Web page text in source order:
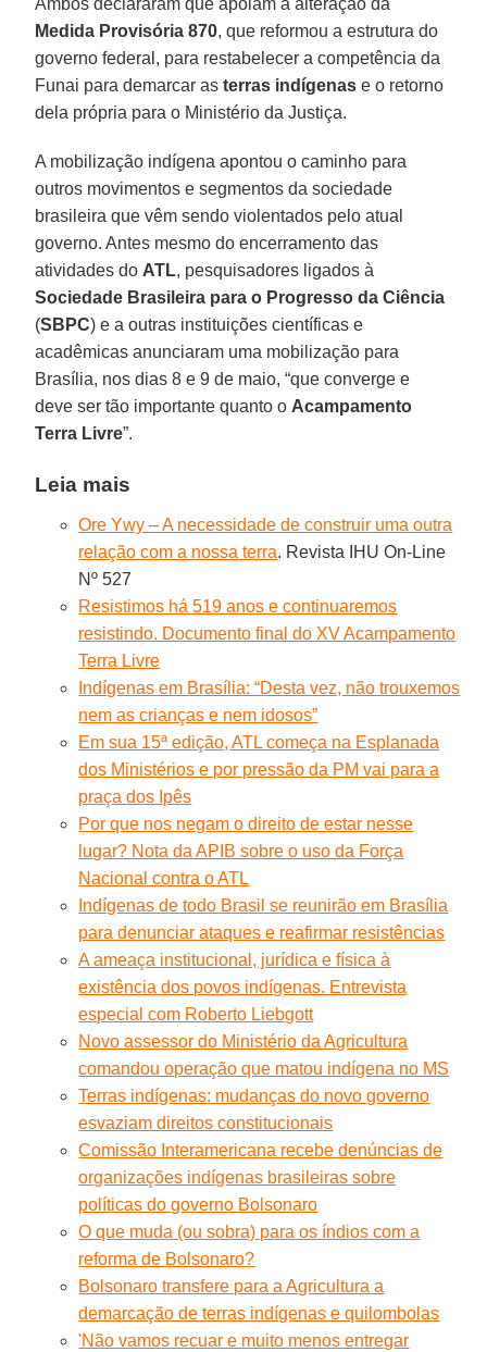
Medida Provisória 870, que reformou a estrutura do
governo federal, para restabelecer a competência da
Funai para demarcar asterras indígenas e o retorno
dela própria para o Ministério da Justiça.
A mobilização indígena apontou o caminho para
outros movimentos e segmentos da sociedade
brasileira que vêm sendo violentados pelo atual
governo. Antes mesmo do encerramento das
atividades do ATL, pesquisadores ligados à
Sociedade Brasileira para o Progresso da Ciência
(SBPC) e a outras instituições científicas e
acadêmicas anunciaram uma mobilização para
Brasília, nos dias 8 e 9 de maio, “que converge e
deve ser tão importante quanto o Acampamento
Terra Livre”.
Leia mais
Ore Ywy – A necessidade de construir uma outra
relação com a nossa terra. Revista IHU On-Line
Nº 527
Resistimos há 519 anos e continuaremos
resistindo. Documento final do XV Acampamento
Terra Livre
Indígenas em Brasília: “Desta vez, não trouxemos
nem as crianças e nem idosos”
Em sua 15ª edição, ATL começa na Esplanada
dos Ministérios e por pressão da PM vai para a
praça dos Ipês
Por que nos negam o direito de estar nesse
lugar? Nota da APIB sobre o uso da Força
Nacional contra o ATL
Indígenas de todo Brasil se reunirão em Brasília
para denunciar ataques e reafirmar resistências
A ameaça institucional, jurídica e física à
existência dos povos indígenas. Entrevista
especial com Roberto Liebgott
Novo assessor do Ministério da Agricultura
comandou operação que matou indígena no MS
Terras indígenas: mudanças do novo governo
esvaziam direitos constitucionais
Comissão Interamericana recebe denúncias de
organizações indígenas brasileiras sobre
políticas do governo Bolsonaro
O que muda (ou sobra) para os índios com a
reforma de Bolsonaro?
Bolsonaro transfere para a Agricultura a
demarcação de terras indígenas e quilombolas
'Não vamos recuar e muito menos entregar